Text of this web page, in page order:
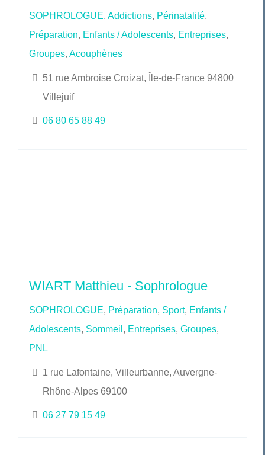
SOPHROLOGUE, Addictions, Périnatalité,
Préparation, Enfants / Adolescents, Entreprises,
Groupes, Acouphènes
51 rue Ambroise Croizat, Île-de-France 94800
Villejuif
06 80 65 88 49
WIART Matthieu - Sophrologue
SOPHROLOGUE, Préparation, Sport, Enfants /
Adolescents, Sommeil , Entreprises, Groupes,
PNL
1 rue Lafontaine, Villeurbanne, Auvergne-
Rhône-Alpes 69100
06 27 79 15 49